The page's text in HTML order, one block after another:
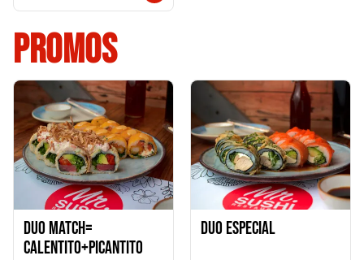
PROMOS
DUO MATCH=
CALENTITO+PICANTITO
Duo especial